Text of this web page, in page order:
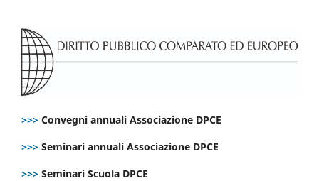
>>> Convegni annuali Associazione DPCE
>>> Seminari annuali Associazione DPCE
>>> Seminari Scuola DPCE